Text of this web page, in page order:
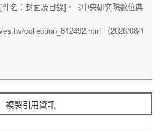
複製引用資訊